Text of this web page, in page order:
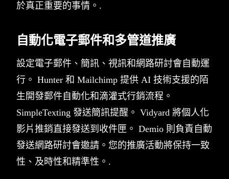
於真正重要的事情。.
自動化電子郵件和多管道推廣
設定電子郵件、簡訊、視訊和網路研討會自動運
行。 Hunter 和 Mailchimp 提供 AI 技術支援的陌
生開發郵件自動化和滴灌式行銷流程。
SimpleTexting 發送簡訊提醒。 Vidyard 將個人化
影片推銷直接發送到收件匣。 Demio 則負責自動
發送網路研討會邀請。您的推廣活動將保持一致
性、及時性和精準性。.